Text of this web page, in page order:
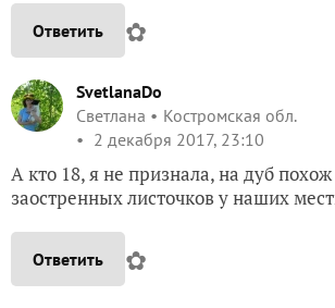
Ответить ✿
SvetlanaDo
Светлана
Костромская обл.
2 декабря 2017, 23:10
А кто 18, я не признала, на дуб
заостренных листочков у наших
Ответить ✿